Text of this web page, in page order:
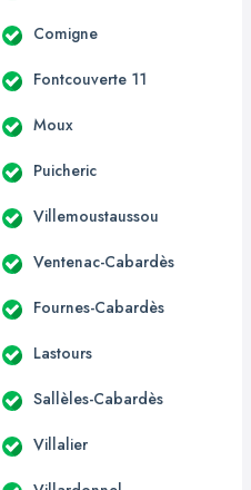
Comigne
Fontcouverte 11
Moux
Puicheric
Villemoustaussou
Ventenac-Cabardès
Fournes-Cabardès
Lastours
Sallèles-Cabardès
Villalier